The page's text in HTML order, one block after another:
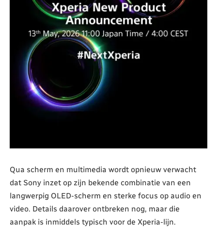
Qua scherm en multimedia wordt opnieuw verwacht
dat Sony inzet op zijn bekende combinatie van een
langwerpig OLED-scherm en sterke focus op audio en
video. Details daarover ontbreken nog, maar die
aanpak is inmiddels typisch voor de Xperia-lijn.